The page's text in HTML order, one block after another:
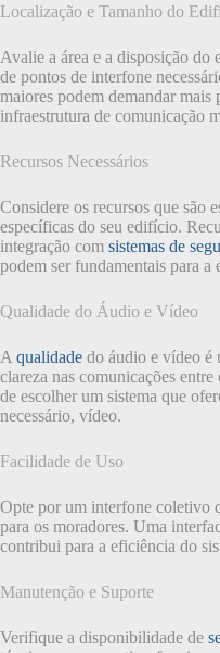
Localização e Tamanho do
Avalie a área e a disposição
de pontos de interfone
maiores podem demandar mais
infraestrutura de comunicação
Recursos Necessários
Considere os recursos que são
específicas do seu edifício.
integração com sistemas de
podem ser fundamentais para
Qualidade do Áudio e Vídeo
A qualidade do áudio e vídeo é
clareza nas comunicações
de escolher um sistema que
necessário, vídeo.
Facilidade de Uso
Opte por um interfone coletivo
para os moradores. Uma
contribui para a eficiência do
Manutenção e Suporte
Verifique a disponibilidade de